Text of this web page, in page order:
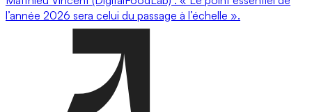
l’année 2026 sera celui du passage à l’échelle ».